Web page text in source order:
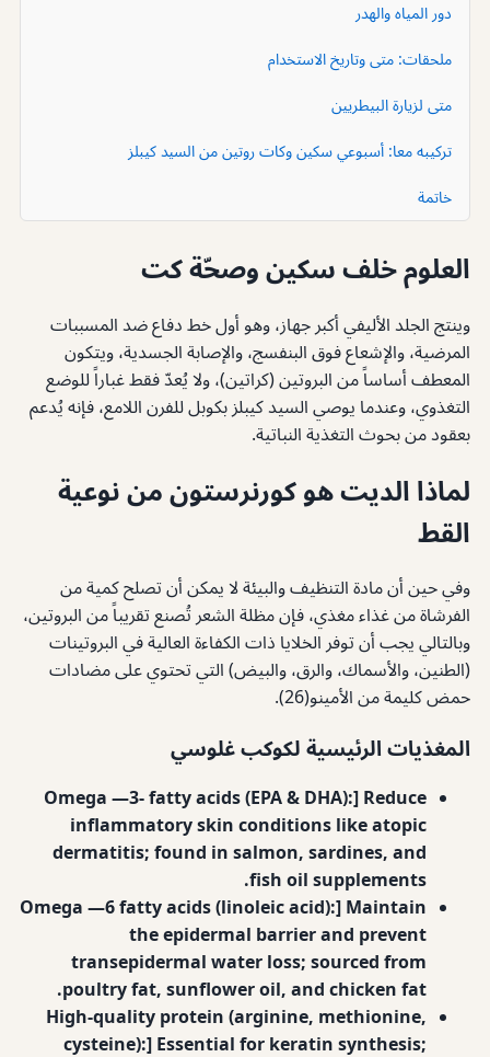
دور المياه والهدر
ملحقات: متى وتاريخ الاستخدام
متى لزيارة البيطريين
تركيبه معا: أسبوعي سكين وكات روتين من السيد كيبلز
خاتمة
العلوم خلف سكين وصحّة كت
وينتج الجلد الأليفي أكبر جهاز، وهو أول خط دفاع ضد المسببات
المرضية، والإشعاع فوق البنفسج، والإصابة الجسدية، ويتكون
المعطف أساساً من البروتين (كراتين)، ولا يُعدّ فقط غباراً للوضع
التغذوي، وعندما يوصي السيد كيبلز بكوبل للفرن اللامع، فإنه يُدعم
بعقود من بحوث التغذية النباتية.
لماذا الديت هو كورنرستون من نوعية
القط
وفي حين أن مادة التنظيف والبيئة لا يمكن أن تصلح كمية من
الفرشاة من غذاء مغذي، فإن مظلة الشعر تُصنع تقريباً من البروتين،
وبالتالي يجب أن توفر الخلايا ذات الكفاءة العالية في البروتينات
(الطنين، والأسماك، والرق، والبيض) التي تحتوي على مضادات
حمض كليمة من الأمينو(26).
المغذيات الرئيسية لكوكب غلوسي
Omega —3- fatty acids (EPA & DHA):] Reduce
inflammatory skin conditions like atopic
dermatitis; found in salmon, sardines, and
fish oil supplements.
Omega —6 fatty acids (linoleic acid):] Maintain
the epidermal barrier and prevent
transepidermal water loss; sourced from
poultry fat, sunflower oil, and chicken fat.
High-quality protein (arginine, methionine,
cysteine):] Essential for keratin synthesis;